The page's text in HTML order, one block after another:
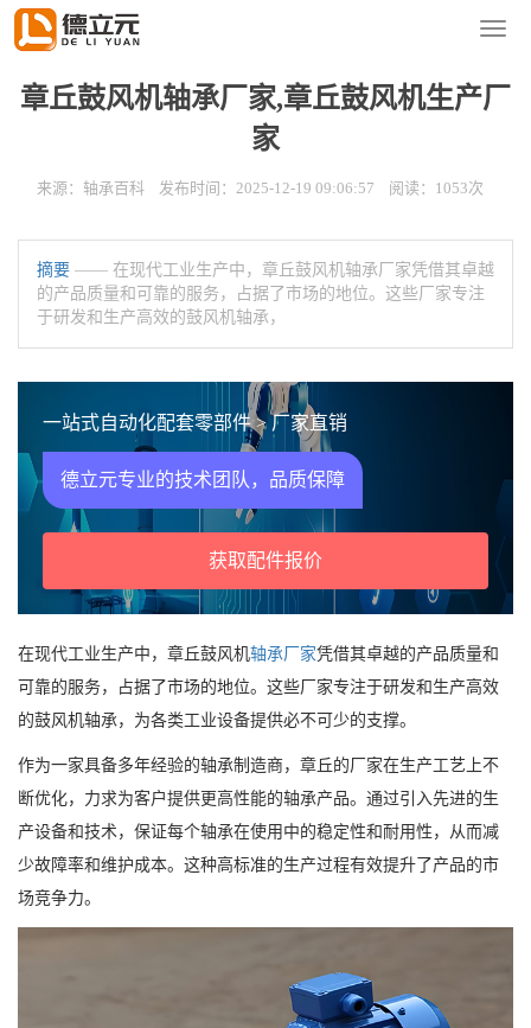
导
您的位置：首页
章丘鼓风机轴承厂家,章丘鼓风机生产厂
家
来源：轴承百科 发布时间：2025-12-19 09:06:57 阅读：1053次
摘要 —— 在现代工业生产中，章丘鼓风机轴承厂家凭借其卓越
的产品质量和可靠的服务，占据了市场的地位。这些厂家专注
于研发和生产高效的鼓风机轴承，
一站式自动化配套零部件 > 厂家直销
德立元专业的技术团队，品质保障
获取配件报价
在现代工业生产中，章丘鼓风机轴承厂家凭借其卓越的产品质量和
可靠的服务，占据了市场的地位。这些厂家专注于研发和生产高效
的鼓风机轴承，为各类工业设备提供必不可少的支撑。
作为一家具备多年经验的轴承制造商，章丘的厂家在生产工艺上不
断优化，力求为客户提供更高性能的轴承产品。通过引入先进的生
产设备和技术，保证每个轴承在使用中的稳定性和耐用性，从而减
少故障率和维护成本。这种高标准的生产过程有效提升了产品的市
场竞争力。